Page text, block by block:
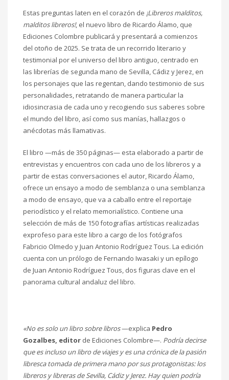
Estas preguntas laten en el corazón de ¡Libreros malditos,
malditos libreros!, el nuevo libro de Ricardo Álamo, que
Ediciones Colombre publicará y presentará a comienzos
del otoño de 2025. Se trata de un recorrido literario y
testimonial por el universo del libro antiguo, centrado en
las librerías de segunda mano de Sevilla, Cádiz y Jerez, en
los personajes que las regentan, dando testimonio de sus
personalidades, retratando de manera particular la
idiosincrasia de cada uno y recogiendo sus saberes sobre
el mundo del libro, así como sus manías, hallazgos o
anécdotas más llamativas.
El libro —más de 350 páginas— esta elaborado a partir de
entrevistas y encuentros con cada uno de los libreros y a
partir de estas conversaciones el autor, Ricardo Álamo,
ofrece un ensayo a modo de semblanza o una semblanza
a modo de ensayo, que va a caballo entre el reportaje
periodístico y el relato memorialístico. Contiene una
selección de más de 150 fotografías artísticas realizadas
exprofeso para este libro a cargo de los fotógrafos
Fabricio Olmedo y Juan Antonio Rodríguez Tous. La edición
cuenta con un prólogo de Fernando Iwasaki y un epílogo
de Juan Antonio Rodríguez Tous, dos figuras clave en el
panorama cultural andaluz del libro.
«No es solo un libro sobre libros—explica Pedro
Gozalbes, editor de Ediciones Colombre—. Podría decirse
que es incluso un libro de viajes y es una crónica de la pasión
libresca tomada de primera mano por sus protagonistas: los
libreros y libreras de Sevilla, Cádiz y Jerez. Hay quien podría